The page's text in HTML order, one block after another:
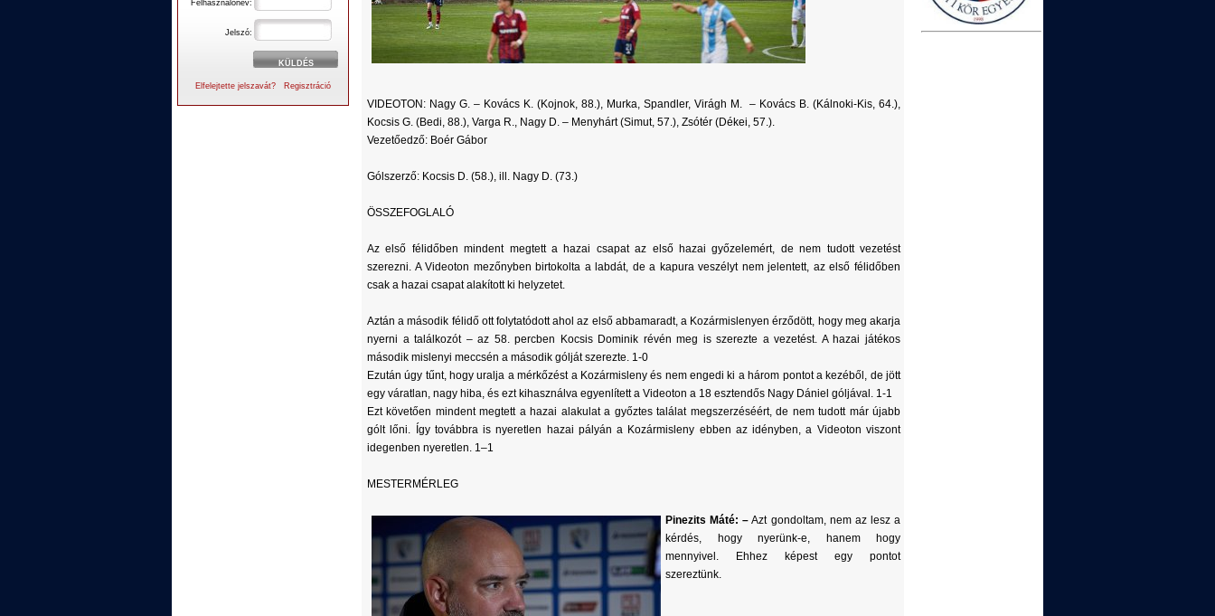
Felhasználónév:
Jelszó:
Elfelejtette jelszavát? Regisztráció
VIDEOTON: Nagy G. – Kovács K. (Kojnok, 88.), Murka, Spandler, Virágh M. – Kovács B. (Kálnoki-Kis, 64.),
Kocsis G. (Bedi, 88.), Varga R., Nagy D. – Menyhárt (Simut, 57.), Zsótér (Dékei, 57.).
Vezetőedző: Boér Gábor
Gólszerző: Kocsis D. (58.), ill. Nagy D. (73.)
ÖSSZEFOGLALÓ
Az első félidőben mindent megtett a hazai csapat az első hazai győzelemért, de nem tudott vezetést
szerezni. A Videoton mezőnyben birtokolta a labdát, de a kapura veszélyt nem jelentett, az első félidőben
csak a hazai csapat alakított ki helyzetet.
Aztán a második félidő ott folytatódott ahol az első abbamaradt, a Kozármislenyen érződött, hogy meg akarja
nyerni a találkozót – az 58. percben Kocsis Dominik révén meg is szerezte a vezetést. A hazai játékos
második mislenyi meccsén a második gólját szerezte. 1-0
Ezután úgy tűnt, hogy uralja a mérkőzést a Kozármisleny és nem engedi ki a három pontot a kezéből, de jött
egy váratlan, nagy hiba, és ezt kihasználva egyenlített a Videoton a 18 esztendős Nagy Dániel góljával. 1-1
Ezt követően mindent megtett a hazai alakulat a győztes találat megszerzéséért, de nem tudott már újabb
gólt lőni. Így továbbra is nyeretlen hazai pályán a Kozármisleny ebben az idényben, a Videoton viszont
idegenben nyeretlen. 1–1
MESTERMÉRLEG
Pinezits Máté: – Azt gondoltam, nem az lesz a
kérdés, hogy nyerünk-e, hanem hogy
mennyivel. Ehhez képest egy pontot
szereztünk.